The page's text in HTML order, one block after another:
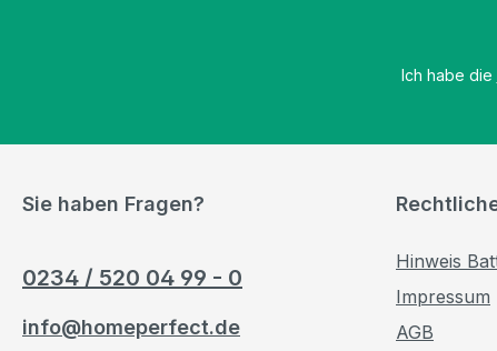
Ich habe die
Sie haben Fragen?
0234 / 520 04 99 - 0
info@homeperfect.de
Hinweis
Impressum
AGB